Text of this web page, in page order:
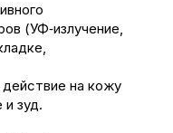
(УФ‑излучение,
на кожу
зуд.